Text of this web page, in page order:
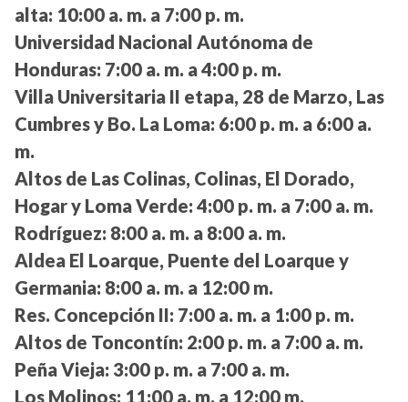
alta: 10:00 a. m. a 7:00 p. m.
Universidad Nacional Autónoma de
Honduras: 7:00 a. m. a 4:00 p. m.
Villa Universitaria II etapa, 28 de Marzo, Las
Cumbres y Bo. La Loma: 6:00 p. m. a 6:00 a.
m.
Altos de Las Colinas, Colinas, El Dorado,
Hogar y Loma Verde: 4:00 p. m. a 7:00 a. m.
Rodríguez: 8:00 a. m. a 8:00 a. m.
Aldea El Loarque, Puente del Loarque y
Germania: 8:00 a. m. a 12:00 m.
Res. Concepción II: 7:00 a. m. a 1:00 p. m.
Altos de Toncontín: 2:00 p. m. a 7:00 a. m.
Peña Vieja: 3:00 p. m. a 7:00 a. m.
Los Molinos: 11:00 a. m. a 12:00 m.